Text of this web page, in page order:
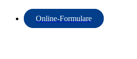
Online-Formulare